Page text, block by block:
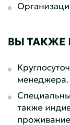
ВЫ ТАКЖЕ
менеджера.
также